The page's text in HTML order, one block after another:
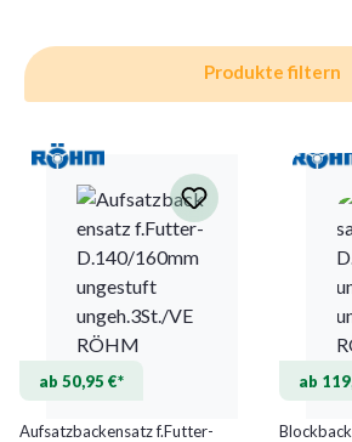
Produkte filtern
ab 50,95 €*
Aufsatzbackensatz f.Futter-
ab